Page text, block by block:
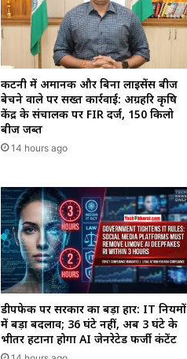
कटनी में अमानक और बिना लाइसेंस बीज
बेचने वाले पर सख्त कार्रवाई: अग्रहरि कृषि
केंद्र के संचालक पर FIR दर्ज, 150 किलो
बीज जब्त
14 hours ago
डीपफेक पर सरकार का बड़ा प्रहार: IT नियमों
में बड़ा बदलाव; 36 घंटे नहीं, अब 3 घंटे के
भीतर हटाना होगा AI जेनरेटेड फर्जी कंटेंट